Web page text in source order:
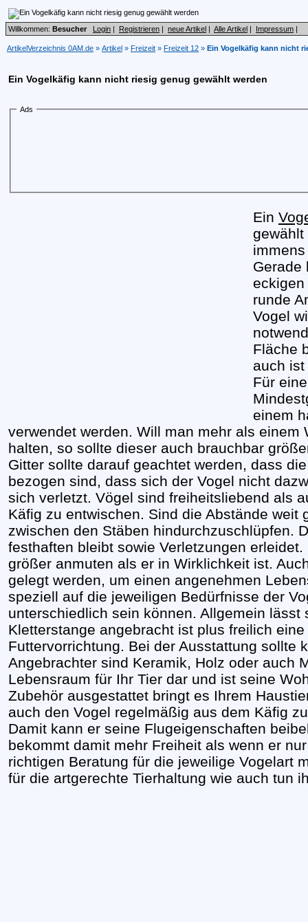
Willkommen: Besucher Login | Registrieren | neue Artikel | Alle Artikel | Impressum |
ArtikelVerzeichnis 0AM.de » Artikel » Freizeit » Freizeit 12 » Ein Vogelkäfig kann nicht
Ein Vogelkäfig kann nicht riesig genug gewählt werden
Ads
Ein
gewählt
Gerade
eckigen
runde
Vogel
Fläche
auch
Für
einem
verwendet werden. Will man mehr als einem
halten, so sollte dieser auch brauchbar
Gitter sollte darauf geachtet werden, dass
bezogen sind, dass sich der Vogel nicht
sich verletzt. Vögel sind freiheitsliebend als
Käfig zu entwischen. Sind die Abstände weit
zwischen den Stäben hindurchzuschlüpfen.
festhaften bleibt sowie Verletzungen
größer anmuten als er in Wirklichkeit ist.
gelegt werden, um einen angenehmen
speziell auf die jeweiligen Bedürfnisse der
unterschiedlich sein können. Allgemein lässt
Kletterstange angebracht ist plus freilich
Futtervorrichtung. Bei der Ausstattung sollte
Angebrachter sind Keramik, Holz oder auch
Lebensraum für Ihr Tier dar und ist seine
Zubehör ausgestattet bringt es Ihrem
auch den Vogel regelmäßig aus dem Käfig
Damit kann er seine Flugeigenschaften
bekommt damit mehr Freiheit als wenn er
richtigen Beratung für die jeweilige Vogelart
für die artgerechte Tierhaltung wie auch tun